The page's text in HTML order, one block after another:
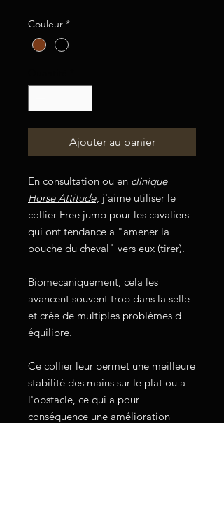
Couleur *
Ajouter au panier
En consultation ou en clinique
Horse Attitude , j'aime utiliser le
collier Free jump pour les cavaliers
qui ont tendance a "amener la
bouche du cheval" vers eux (tirer).
Biomecaniquement, cela les
avancent souvent trop dans la selle
et crée de multiples problèmes d
équilibre.
Ce collier leur permet une meilleure
stabilité des mains sur le plat ou a
l'obstacle, ce qui a pour
conséquence une amélioration